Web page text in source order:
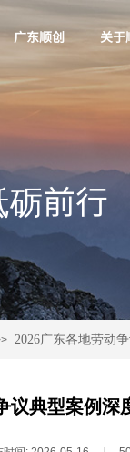
广东顺创 关于
前行
2026广东各地劳动
议典型案例